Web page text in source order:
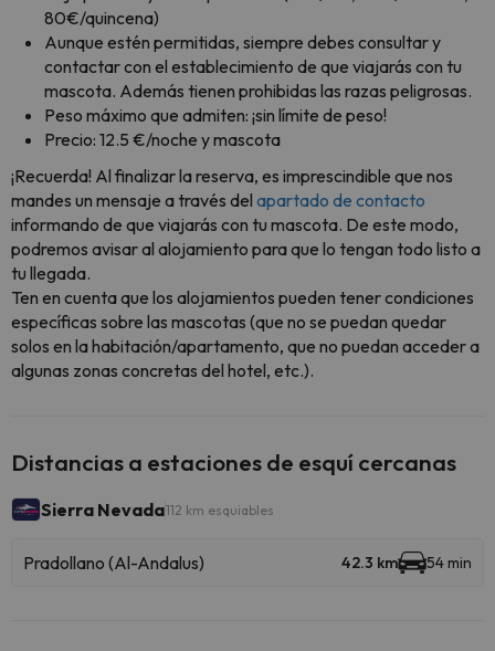
80€/quincena)
Aunque estén permitidas, siempre debes consultar y
contactar con el establecimiento de que viajarás con tu
mascota. Además tienen prohibidas las razas peligrosas.
Peso máximo que admiten: ¡sin límite de peso!
Precio: 12.5 €/noche y mascota
¡Recuerda! Al finalizar la reserva, es imprescindible que nos
mandes un mensaje a través del apartado de contacto
informando de que viajarás con tu mascota. De este modo,
podremos avisar al alojamiento para que lo tengan todo listo a
tu llegada.
Ten en cuenta que los alojamientos pueden tener condiciones
específicas sobre las mascotas (que no se puedan quedar
solos en la habitación/apartamento, que no puedan acceder a
algunas zonas concretas del hotel, etc.).
Distancias a estaciones de esquí cercanas
Sierra Nevada112 km esquiables
Pradollano (Al-Andalus) 42.3 km 54 min